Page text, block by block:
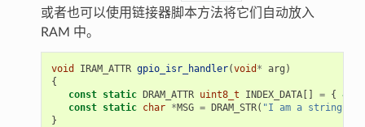
或者也可以使用链接器脚本方法将它们自动放入
RAM 中。
void IRAM_ATTR gpio_isr_handler(void * arg )
{
const static DRAM_ATTR uint8_t INDEX_DATA[] = { 45
const static char *MSG = DRAM_STR( "I am a string
}